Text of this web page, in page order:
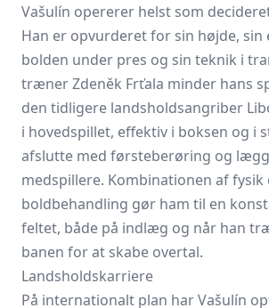
Vašulín opererer helst som
Han er opvurderet for sin højde, sin
bolden under pres og sin teknik i
træner Zdeněk Frťala minder hans
den tidligere landsholdsangriber
i hovedspillet, effektiv i boksen og i
afslutte med førsteberøring og
medspillere. Kombinationen af fysik
boldbehandling gør ham til en
feltet, både på indlæg og når han
banen for at skabe overtal.
Landsholdskarriere
På internationalt plan har Vašulín